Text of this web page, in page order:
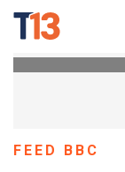
FEED BBC